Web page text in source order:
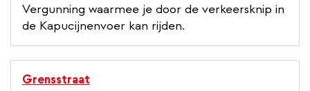
Vergunning waarmee je door de verkeersknip in
de Kapucijnenvoer kan rijden.
Grensstraat